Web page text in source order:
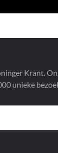
Krant.
unieke